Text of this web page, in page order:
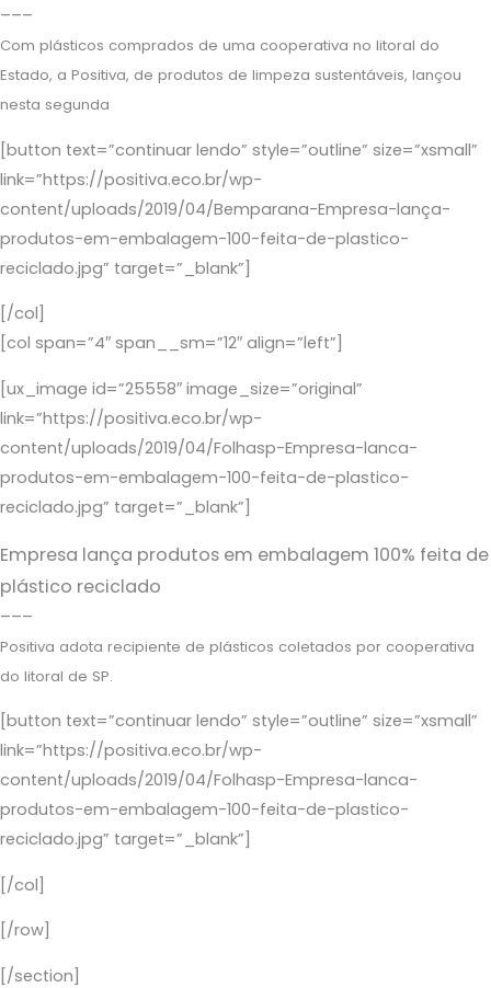
–––
Com plásticos comprados de uma cooperativa no litoral do
Estado, a Positiva, de produtos de limpeza sustentáveis, lançou
nesta segunda
[button text=”continuar lendo” style=”outline” size=”xsmall”
link=”https://positiva.eco.br/wp-
content/uploads/2019/04/Bemparana-Empresa-lança-
produtos-em-embalagem-100-feita-de-plastico-
reciclado.jpg” target=”_blank”]
[/col]
[col span=”4″ span__sm=”12″ align=”left”]
[ux_image id=”25558″ image_size=”original”
link=”https://positiva.eco.br/wp-
content/uploads/2019/04/Folhasp-Empresa-lanca-
produtos-em-embalagem-100-feita-de-plastico-
reciclado.jpg” target=”_blank”]
Empresa lança produtos em embalagem 100% feita de
plástico reciclado
–––
Positiva adota recipiente de plásticos coletados por cooperativa
do litoral de SP.
[button text=”continuar lendo” style=”outline” size=”xsmall”
link=”https://positiva.eco.br/wp-
content/uploads/2019/04/Folhasp-Empresa-lanca-
produtos-em-embalagem-100-feita-de-plastico-
reciclado.jpg” target=”_blank”]
[/col]
[/row]
[/section]